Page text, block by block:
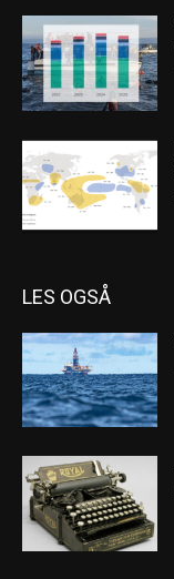
LES OGSÅ